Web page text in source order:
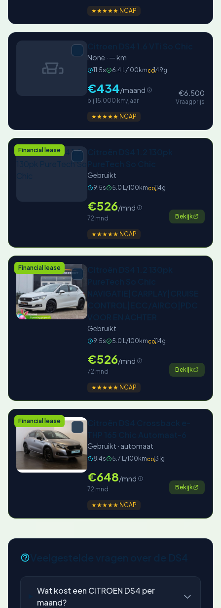
★★★★★ NCAP
None · — km
11.5s 6.4 L/100kmCO₂149g
€434/maand
bij 15.000 km/jaar
€6.500
Vraagprijs
★★★★★ NCAP
Financial lease
Gebruikt
9.5s 5.0 L/100kmCO₂114g
€526/mnd
72 mnd Bekijk
★★★★★ NCAP
Financial lease
Gebruikt
9.5s 5.0 L/100kmCO₂114g
€526/mnd
72 mnd Bekijk
★★★★★ NCAP
Financial lease
Gebruikt · automaat
8.4s 5.7 L/100kmCO₂131g
€648/mnd
72 mnd Bekijk
★★★★★ NCAP
Wat kost een CITROEN DS4 per
maand?